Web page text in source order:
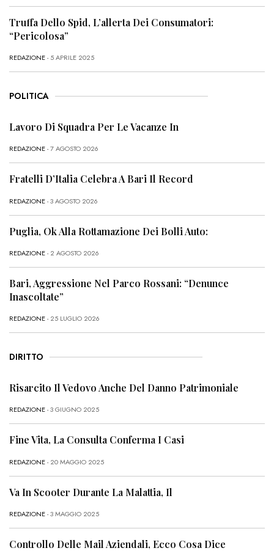
Truffa Dello Spid, L’allerta Dei Consumatori:
“Pericolosa”
REDAZIONE- 5 APRILE 2025
POLITICA
Lavoro Di Squadra Per Le Vacanze In
REDAZIONE- 7 AGOSTO 2026
Fratelli D’Italia Celebra A Bari Il Record
REDAZIONE- 3 AGOSTO 2026
Puglia, Ok Alla Rottamazione Dei Bolli Auto:
REDAZIONE- 2 AGOSTO 2026
Bari, Aggressione Nel Parco Rossani: “Denunce
Inascoltate”
REDAZIONE- 25 LUGLIO 2026
DIRITTO
Risarcito Il Vedovo Anche Del Danno Patrimoniale
REDAZIONE- 3 GIUGNO 2025
Fine Vita, La Consulta Conferma I Casi
REDAZIONE- 20 MAGGIO 2025
Va In Scooter Durante La Malattia, Il
REDAZIONE- 3 MAGGIO 2025
Controllo Delle Mail Aziendali, Ecco Cosa Dice